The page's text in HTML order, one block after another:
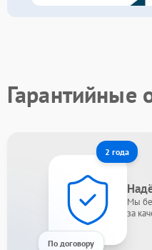
Гарантийные
2 года
По договору
Мы
за